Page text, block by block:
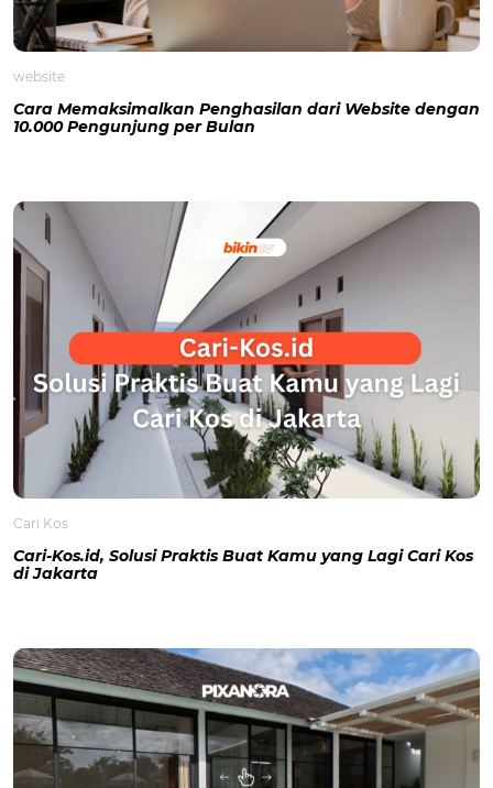
website
Cara Memaksimalkan Penghasilan dari Website dengan
10.000 Pengunjung per Bulan
Cari Kos
Cari-Kos.id, Solusi Praktis Buat Kamu yang Lagi Cari Kos
di Jakarta